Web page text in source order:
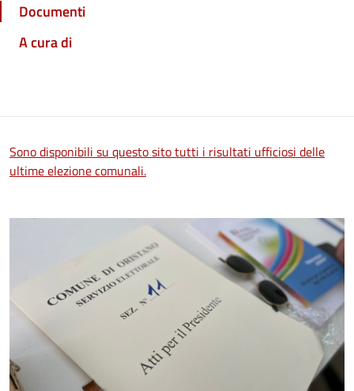
Documenti
A cura di
Sono disponibili su questo sito tutti i risultati ufficiosi delle
ultime elezione comunali.